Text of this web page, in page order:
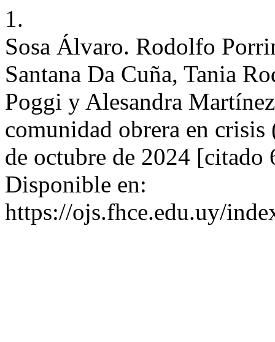
1.
Sosa Álvaro. Rodolfo
Santana Da Cuña, Tania
Poggi y Alesandra
comunidad obrera en
de octubre de 2024
Disponible en:
https://ojs.fhce.edu.uy/